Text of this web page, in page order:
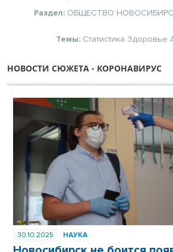
Раздел: ОБЩЕСТВО
Темы: Статистика Здоровье
НОВОСТИ СЮЖЕТА - КОРОНАВИРУС
30.10.2025 НАУКА